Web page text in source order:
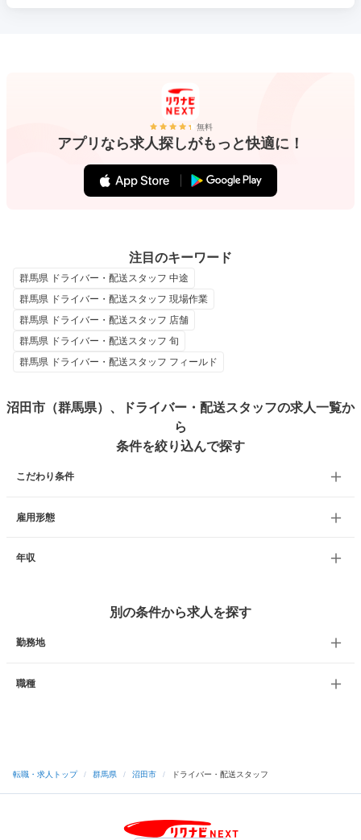
無料
アプリなら求人探しがもっと快適に！
注目のキーワード
群馬県 ドライバー・配送スタッフ 中途
群馬県 ドライバー・配送スタッフ 現場作業
群馬県 ドライバー・配送スタッフ 店舗
群馬県 ドライバー・配送スタッフ 旬
群馬県 ドライバー・配送スタッフ フィールド
沼田市（群馬県）、ドライバー・配送スタッフの求人一覧か
ら
条件を絞り込んで探す
こだわり条件
雇用形態
年収
別の条件から求人を探す
勤務地
職種
転職・求人トップ / 群馬県 / 沼田市 / ドライバー・配送スタッフ